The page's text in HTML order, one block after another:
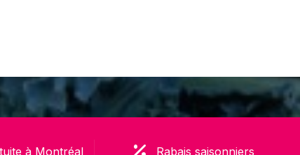
à Montréal Rabais saisonniers